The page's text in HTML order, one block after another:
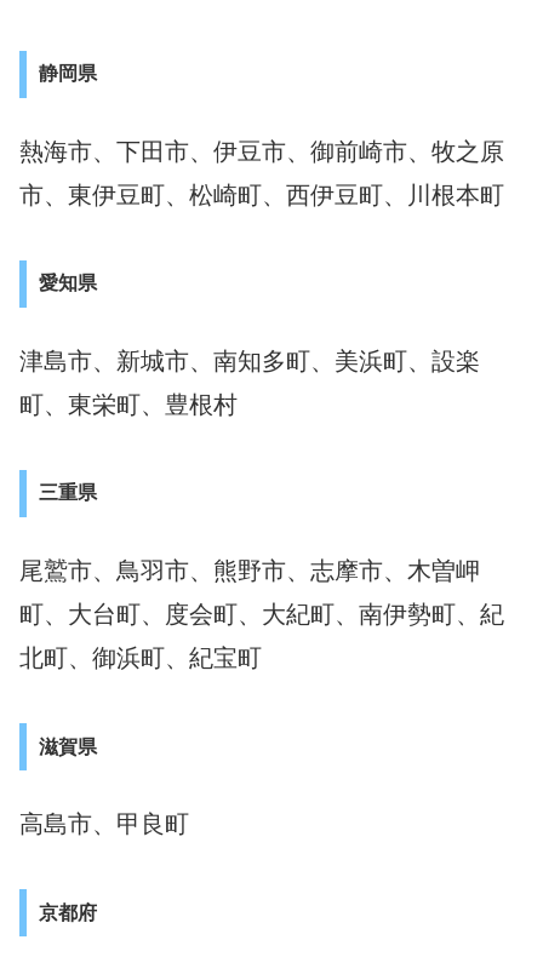
静岡県
熱海市、下田市、伊豆市、御前崎市、牧之原
市、東伊豆町、松崎町、西伊豆町、川根本町
愛知県
津島市、新城市、南知多町、美浜町、設楽
町、東栄町、豊根村
三重県
尾鷲市、鳥羽市、熊野市、志摩市、木曽岬
町、大台町、度会町、大紀町、南伊勢町、紀
北町、御浜町、紀宝町
滋賀県
高島市、甲良町
京都府